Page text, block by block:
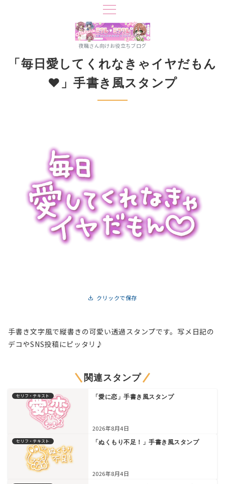
夜職さん向けお役立ちブログ
「毎日愛してくれなきゃイヤだもん
♥」手書き風スタンプ
クリックで保存
手書き文字風で縦書きの可愛い透過スタンプです。写メ日記の
デコやSNS投稿にピッタリ♪
関連スタンプ
セリフ・テキスト 「愛に恋」手書き風スタンプ
2026年8月4日
セリフ・テキスト 「ぬくもり不足！」手書き風スタンプ
2026年8月4日